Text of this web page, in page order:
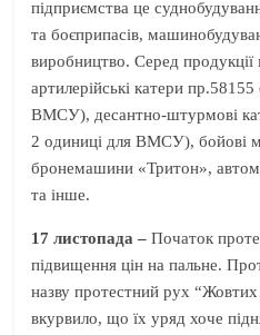
підприємства це
та боєприпасів,
виробництво. Серед продукції
артилерійські катери
ВМСУ), десантно-штурмові
2 одиниці для ВМСУ),
бронемашини «Тритон»,
та інше.
17листопада –Початок
підвищення цін на пальне.
назву протестний рух
вкурвило, що їх уряд хоче